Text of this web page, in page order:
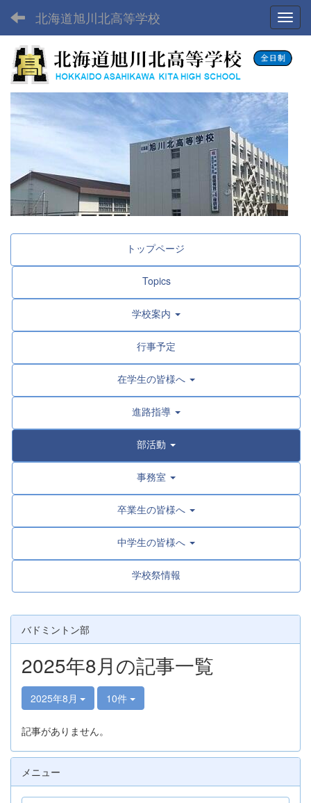
北海道旭川北高等学校
トップページ
Topics
学校案内
行事予定
在学生の皆様へ
進路指導
部活動
事務室
卒業生の皆様へ
中学生の皆様へ
学校祭情報
バドミントン部
2025年8月の記事一覧
2025年8月 10件
記事がありません。
メニュー